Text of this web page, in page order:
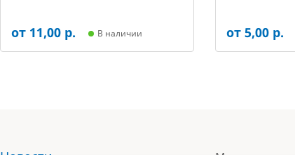
таб) (арт-5503)
от 11,00 р. В наличии
таб) (арт-
от 5,00 р.